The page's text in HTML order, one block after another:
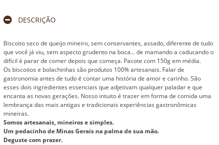
DESCRIÇÃO
Biscoito seco de queijo mineiro, sem conservantes, assado, diferente de tudo
que você já viu, sem aspecto grudento na boca... de mamando a caducando o
difícil é parar de comer depois que começa. Pacote com 150g em média.
Os biscoitos e bolachinhas são produtos 100% artesanais. Falar de
gastronomia antes de tudo é contar uma história de amor e carinho. São
esses dois ingredientes essenciais que adjetivam qualquer paladar e que
encanta as novas gerações. Nosso intuito é trazer em forma de comida uma
lembrança das mais antigas e tradicionais experiências gastronômicas
mineiras.
Somos artesanais, mineiros e simples.
Um pedacinho de Minas Gerais na palma de sua mão.
Deguste com prazer.